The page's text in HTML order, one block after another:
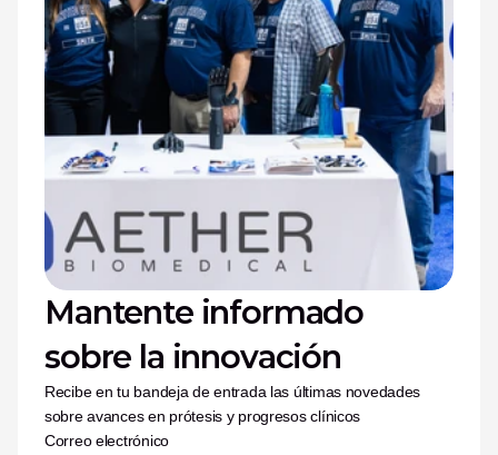
Mantente informado
sobre la innovación
Recibe en tu bandeja de entrada las últimas novedades
sobre avances en prótesis y progresos clínicos
Correo electrónico